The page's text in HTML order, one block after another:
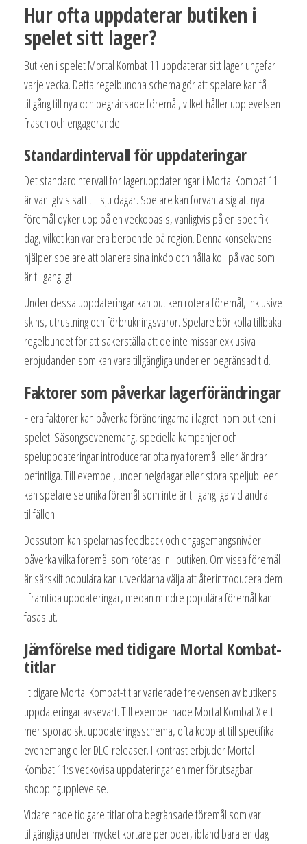
Hur ofta uppdaterar butiken i
spelet sitt lager?
Butiken i spelet Mortal Kombat 11 uppdaterar sitt lager ungefär
varje vecka. Detta regelbundna schema gör att spelare kan få
tillgång till nya och begränsade föremål, vilket håller upplevelsen
fräsch och engagerande.
Standardintervall för uppdateringar
Det standardintervall för lageruppdateringar i Mortal Kombat 11
är vanligtvis satt till sju dagar. Spelare kan förvänta sig att nya
föremål dyker upp på en veckobasis, vanligtvis på en specifik
dag, vilket kan variera beroende på region. Denna konsekvens
hjälper spelare att planera sina inköp och hålla koll på vad som
är tillgängligt.
Under dessa uppdateringar kan butiken rotera föremål, inklusive
skins, utrustning och förbrukningsvaror. Spelare bör kolla tillbaka
regelbundet för att säkerställa att de inte missar exklusiva
erbjudanden som kan vara tillgängliga under en begränsad tid.
Faktorer som påverkar lagerförändringar
Flera faktorer kan påverka förändringarna i lagret inom butiken i
spelet. Säsongsevenemang, speciella kampanjer och
speluppdateringar introducerar ofta nya föremål eller ändrar
befintliga. Till exempel, under helgdagar eller stora speljubileer
kan spelare se unika föremål som inte är tillgängliga vid andra
tillfällen.
Dessutom kan spelarnas feedback och engagemangsnivåer
påverka vilka föremål som roteras in i butiken. Om vissa föremål
är särskilt populära kan utvecklarna välja att återintroducera dem
i framtida uppdateringar, medan mindre populära föremål kan
fasas ut.
Jämförelse med tidigare Mortal Kombat-
titlar
I tidigare Mortal Kombat-titlar varierade frekvensen av butikens
uppdateringar avsevärt. Till exempel hade Mortal Kombat X ett
mer sporadiskt uppdateringsschema, ofta kopplat till specifika
evenemang eller DLC-releaser. I kontrast erbjuder Mortal
Kombat 11:s veckovisa uppdateringar en mer förutsägbar
shoppingupplevelse.
Vidare hade tidigare titlar ofta begränsade föremål som var
tillgängliga under mycket kortare perioder, ibland bara en dag